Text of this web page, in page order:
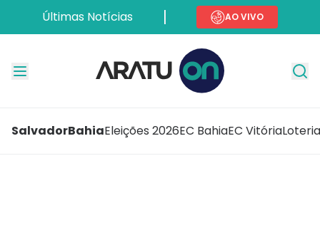
Últimas Notícias AO VIVO
SalvadorBahiaEleições 2026EC BahiaEC Vitória